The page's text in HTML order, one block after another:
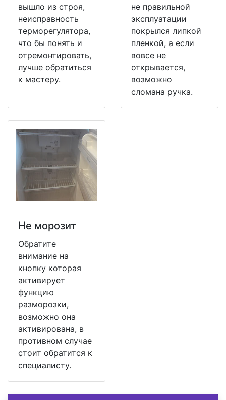
вышло из строя,
неисправность
терморегулятора,
что бы понять и
отремонтировать,
лучше обратиться
к мастеру.
не правильной
эксплуатации
покрылся липкой
пленкой, а если
вовсе не
открывается,
возможно
сломана ручка.
Не морозит
Обратите
внимание на
кнопку которая
активирует
функцию
разморозки,
возможно она
активирована, в
противном случае
стоит обратится к
специалисту.